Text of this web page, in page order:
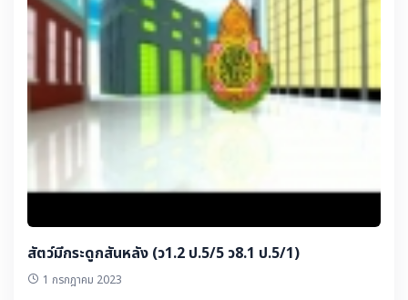
สัตว์มีกระดูกสันหลัง (ว1.2 ป.5/5 ว8.1 ป.5/1)
1 กรกฎาคม 2023